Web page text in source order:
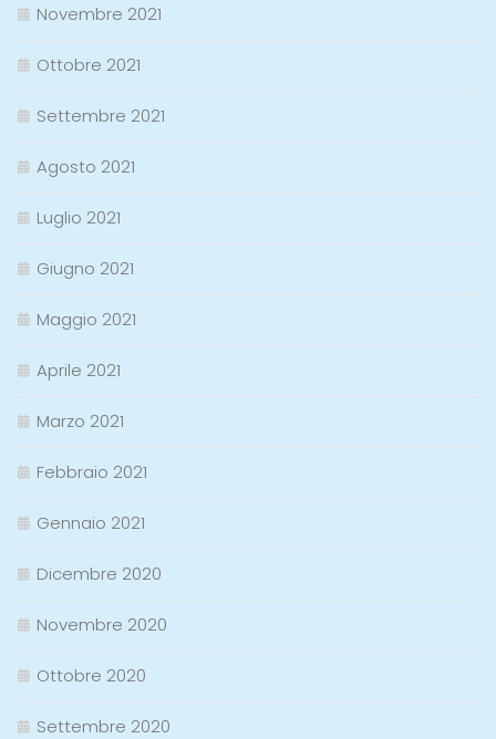
Novembre 2021
Ottobre 2021
Settembre 2021
Agosto 2021
Luglio 2021
Giugno 2021
Maggio 2021
Aprile 2021
Marzo 2021
Febbraio 2021
Gennaio 2021
Dicembre 2020
Novembre 2020
Ottobre 2020
Settembre 2020